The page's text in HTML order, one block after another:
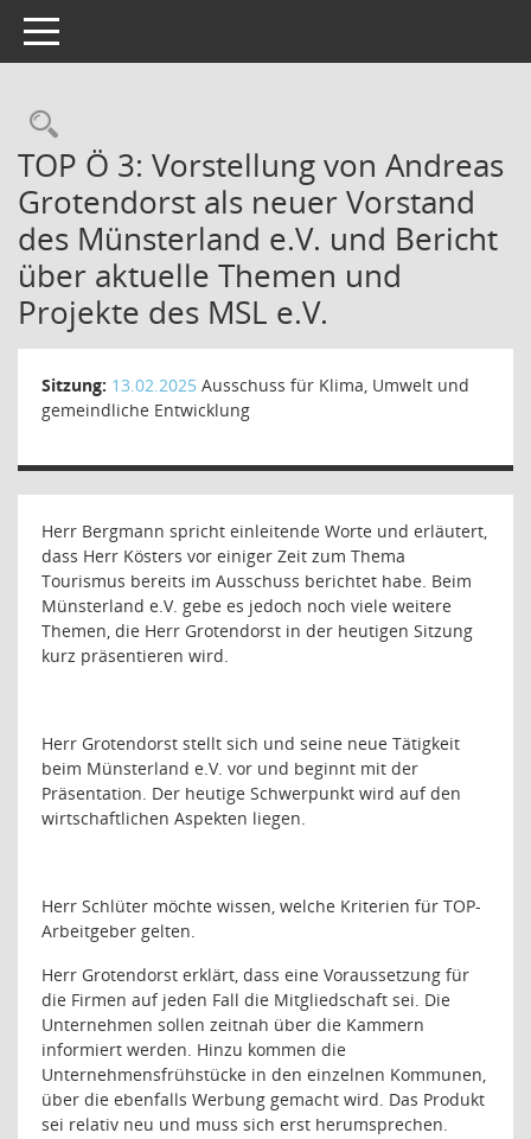
Toggle navigation
Rechercheauswahl
TOP Ö 3: Vorstellung von Andreas
Grotendorst als neuer Vorstand
des Münsterland e.V. und Bericht
über aktuelle Themen und
Projekte des MSL e.V.
Sitzung: 13.02.2025 Ausschuss für Klima, Umwelt und
gemeindliche Entwicklung
Herr Bergmann spricht einleitende Worte und erläutert,
dass Herr Kösters vor einiger Zeit zum Thema
Tourismus bereits im Ausschuss berichtet habe. Beim
Münsterland e.V. gebe es jedoch noch viele weitere
Themen, die Herr Grotendorst in der heutigen Sitzung
kurz präsentieren wird.
Herr Grotendorst stellt sich und seine neue Tätigkeit
beim Münsterland e.V. vor und beginnt mit der
Präsentation. Der heutige Schwerpunkt wird auf den
wirtschaftlichen Aspekten liegen.
Herr Schlüter möchte wissen, welche Kriterien für TOP-
Arbeitgeber gelten.
Herr Grotendorst erklärt, dass eine Voraussetzung für
die Firmen auf jeden Fall die Mitgliedschaft sei. Die
Unternehmen sollen zeitnah über die Kammern
informiert werden. Hinzu kommen die
Unternehmensfrühstücke in den einzelnen Kommunen,
über die ebenfalls Werbung gemacht wird. Das Produkt
sei relativ neu und muss sich erst herumsprechen.